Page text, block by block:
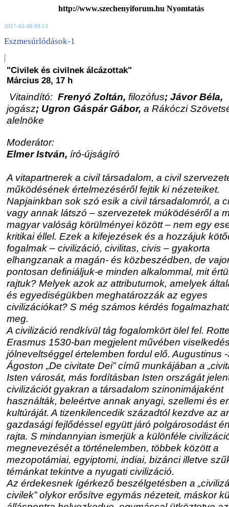
http://www.szechenyiforum.hu Nyomtatás
2017-03-08 09:13
Eszmesúrlódások-1
|
"Civilek és civilnek álcázottak"
Március 28, 17 h
Vitaindító: Frenyó Zoltán, filozófus; Jávor Béla,
jogász; Ugron Gáspár Gábor, a Rákóczi
alelnöke
Moderátor:
Elmer István, író-újságíró
A vitapartnerek a civil társadalom, a civil
működésének értelmezéséről fejtik ki nézeteiket.
Napjainkban sok szó esik a civil társadalomról, a
vagy annak látszó – szervezetek múködéséről a
magyar valóság körülményei között – nem egy
kritikai éllel. Ezek a kifejezések és a hozzájuk
fogalmak – civilizáció, civilitas, civis – gyakorta
elhangzanak a magán- és közbeszédben, de
pontosan definiáljuk-e minden alkalommal, mit
rajtuk? Melyek azok az attributumok, amelyek
és egyediségükben meghatározzák az egyes
civilizációkat? S még számos kérdés
meg.
A civilizáció rendkívül tág fogalomkört ölel fel.
Erasmus 1530-ban megjelent művében
jólneveltséggel értelemben fordul elő. Augustinus
Ágoston „De civitate Dei” című munkájában a
Isten városát, más fordításban Isten országát
civilizációt gyakran a társadalom szinonimájaként
használták, beleértve annak anyagi, szellemi és
kultúráját. A tizenkilencedik századtól kezdve az
gazdasági fejlődéssel együtt járó polgárosodást
rajta. S mindannyian ismerjük a különféle
megnevezését a történelemben, többek között a
mezopotámiai, egyiptomi, indiai, bizánci illetve
témánkat tekintve a nyugati civilizáció.
Az érdekesnek ígérkező beszélgetésben a
civilek” olykor erősítve egymás nézeteit, máskor